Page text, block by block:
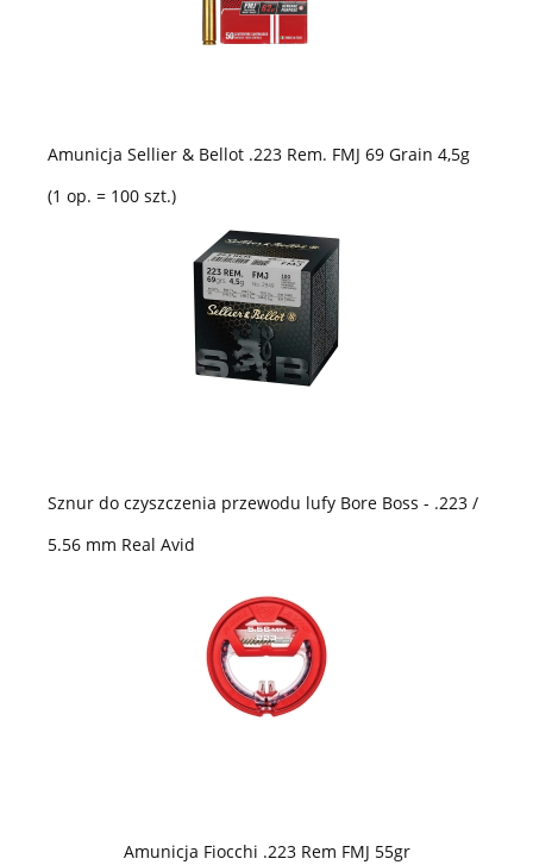
Amunicja Sellier & Bellot .223 Rem. FMJ 69 Grain 4,5g
(1 op. = 100 szt.)
Sznur do czyszczenia przewodu lufy Bore Boss - .223 /
5.56 mm Real Avid
Amunicja Fiocchi .223 Rem FMJ 55gr